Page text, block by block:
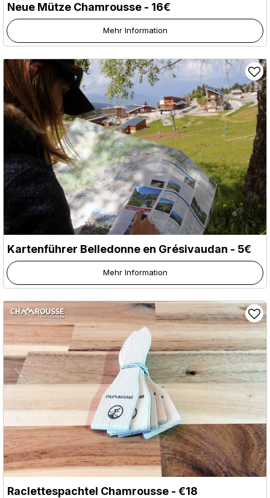
Neue Mütze Chamrousse - 16€
Mehr Information
Kartenführer Belledonne en Grésivaudan - 5€
Mehr Information
Raclettespachtel Chamrousse - €18